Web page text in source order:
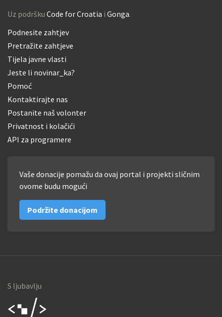
Uz podršku Code for Croatia i Gonga.
Podnesite zahtjev
Pretražite zahtjeve
Tijela javne vlasti
Jeste li novinar_ka?
Pomoć
Kontaktirajte nas
Postanite naš volonter
Privatnost i kolačići
API za programere
Vaše donacije pomažu da ovaj portal i projekti sličnim
ovome budu mogući
Podržite donacijom
S ljubavlju